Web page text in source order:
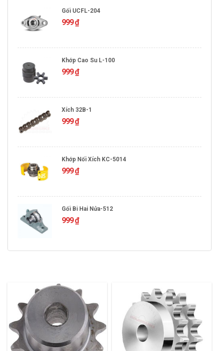
Gối UCFL-204
999₫
Khớp Cao Su L-100
999₫
Xích 32B-1
999₫
Khớp Nối Xích KC-5014
999₫
Gối Bi Hai Nửa-512
999₫